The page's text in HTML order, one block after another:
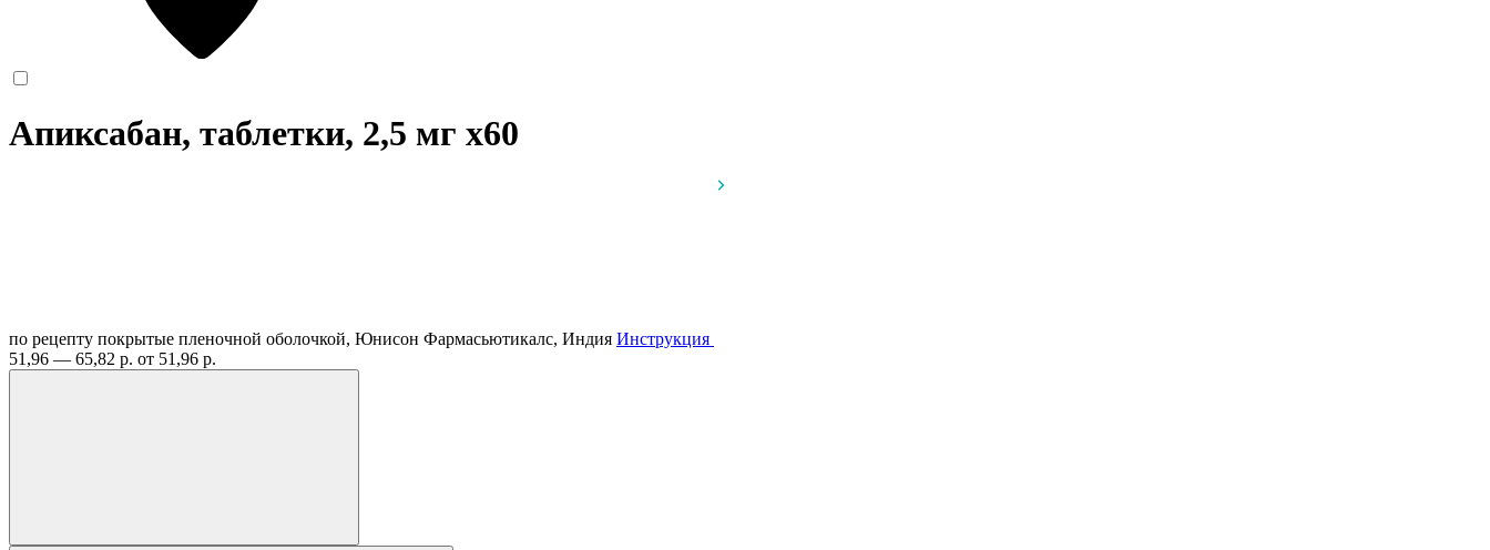
Апиксабан, таблетки, 2,5 мг x60
по рецепту покрытые пленочной оболочкой, Юнисон Фармасьютикалс, Индия Инструкция
51,96 — 65,82 р. от 51,96 р.